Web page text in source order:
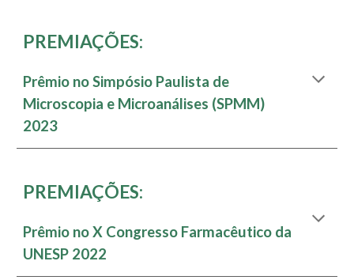
PREMIAÇÕES:
Prêmio no Simpósio Paulista de
Microscopia e Microanálises (SPMM)
2023
PREMIAÇÕES:
Prêmio no X Congresso Farmacêutico da
UNESP 2022